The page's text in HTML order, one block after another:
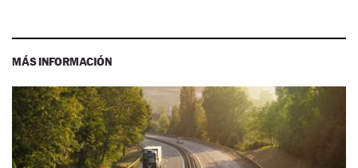
MÁS INFORMACIÓN